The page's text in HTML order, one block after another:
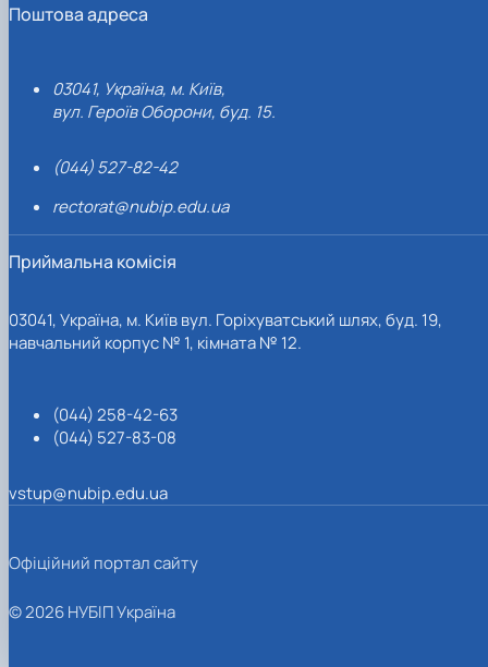
Поштова адреса
03041, Україна, м. Київ,
вул. Героїв Оборони, буд. 15.
(044) 527-82-42
rectorat@nubip.edu.ua
Приймальна комісія
03041, Україна, м. Київ вул. Горіхуватський шлях, буд. 19,
навчальний корпус № 1, кімната № 12.
(044) 258-42-63
(044) 527-83-08
vstup@nubip.edu.ua
Офіційний портал сайту
© 2026 НУБІП Україна